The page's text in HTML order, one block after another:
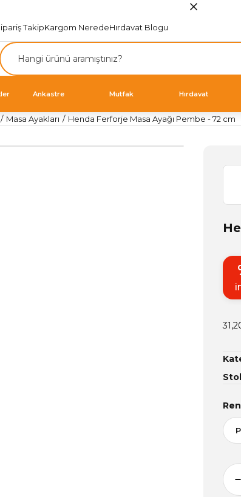
TakipKargom NeredeHırdavat Blogu
Ankastre Mutfak Hırdavat
Masa Ayakları Henda Ferforje Masa Ayağı Pembe - 72 cm